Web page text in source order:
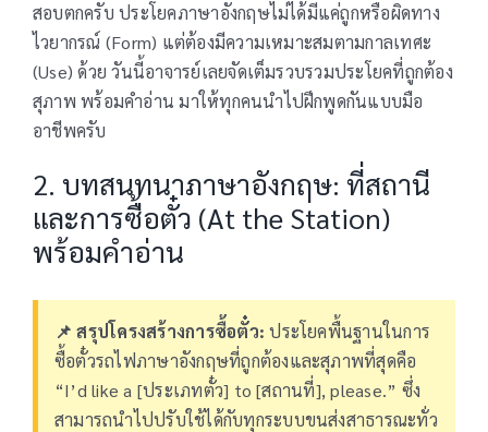
สอบตกครับ ประโยคภาษาอังกฤษไม่ได้มีแค่ถูกหรือผิดทาง
ไวยากรณ์ (Form) แต่ต้องมีความเหมาะสมตามกาลเทศะ
(Use) ด้วย วันนี้อาจารย์เลยจัดเต็มรวบรวมประโยคที่ถูกต้อง
สุภาพ พร้อมคำอ่าน มาให้ทุกคนนำไปฝึกพูดกันแบบมือ
อาชีพครับ
2. บทสนทนาภาษาอังกฤษ: ที่สถานี
และการซื้อตั๋ว (At the Station)
พร้อมคำอ่าน
📌 สรุปโครงสร้างการซื้อตั๋ว: ประโยคพื้นฐานในการ
ซื้อตั๋วรถไฟภาษาอังกฤษที่ถูกต้องและสุภาพที่สุดคือ
“I’d like a [ประเภทตั๋ว] to [สถานที่], please.” ซึ่ง
สามารถนำไปปรับใช้ได้กับทุกระบบขนส่งสาธารณะทั่ว